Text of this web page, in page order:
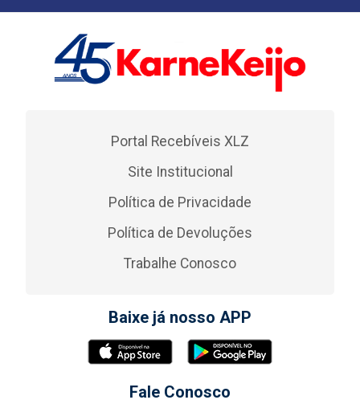
Portal Recebíveis XLZ
Site Institucional
Política de Privacidade
Política de Devoluções
Trabalhe Conosco
Baixe já nosso APP
Fale Conosco